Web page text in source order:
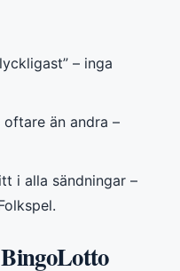
– inga
än andra –
i alla sändningar –